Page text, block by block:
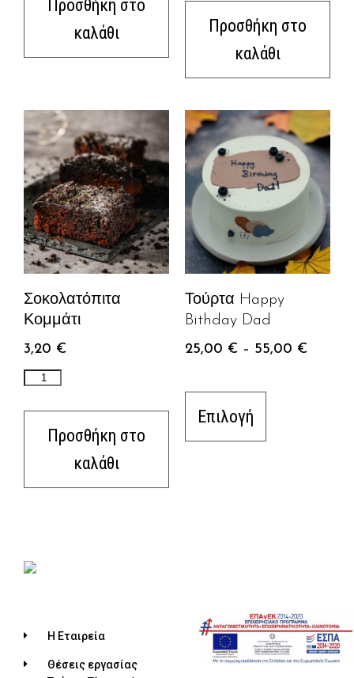
Προσθήκη στο
καλάθι
Προσθήκη στο
καλάθι
Σοκολατόπιτα
Κομμάτι
3,20 €
Προσθήκη στο
καλάθι
Τούρτα Happy
Bithday Dad
25,00 € – 55,00 €
Επιλογή
Η Εταιρεία
Θέσεις εργασίας